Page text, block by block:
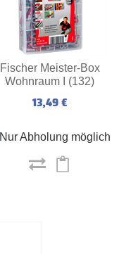
Fischer Meister-Box
Wohnraum I (132)
13,49 €
Nur Abholung möglich